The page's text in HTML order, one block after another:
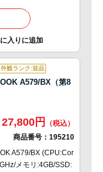
外観ランク:並品
A579/BX（第8
27,800円
商品番号： 195210
A579/BX (CPU:Cor
メモリ:4GB/SSD: